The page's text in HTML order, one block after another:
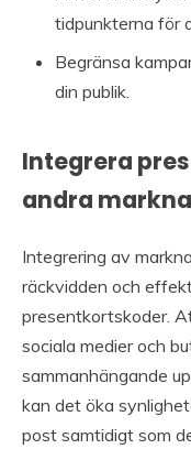
tidpunkterna för
Begränsa
din publik.
Integrera
andra
Integrering av
räckvidden och
presentkortskoder.
sociala medier och
sammanhängande
kan det öka
post samtidigt som